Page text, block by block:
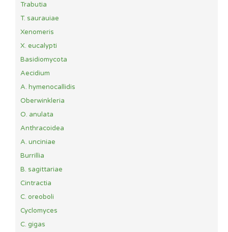
Trabutia
T. saurauiae
Xenomeris
X. eucalypti
Basidiomycota
Aecidium
A. hymenocallidis
Oberwinkleria
O. anulata
Anthracoidea
A. unciniae
Burrillia
B. sagittariae
Cintractia
C. oreoboli
Cyclomyces
C. gigas